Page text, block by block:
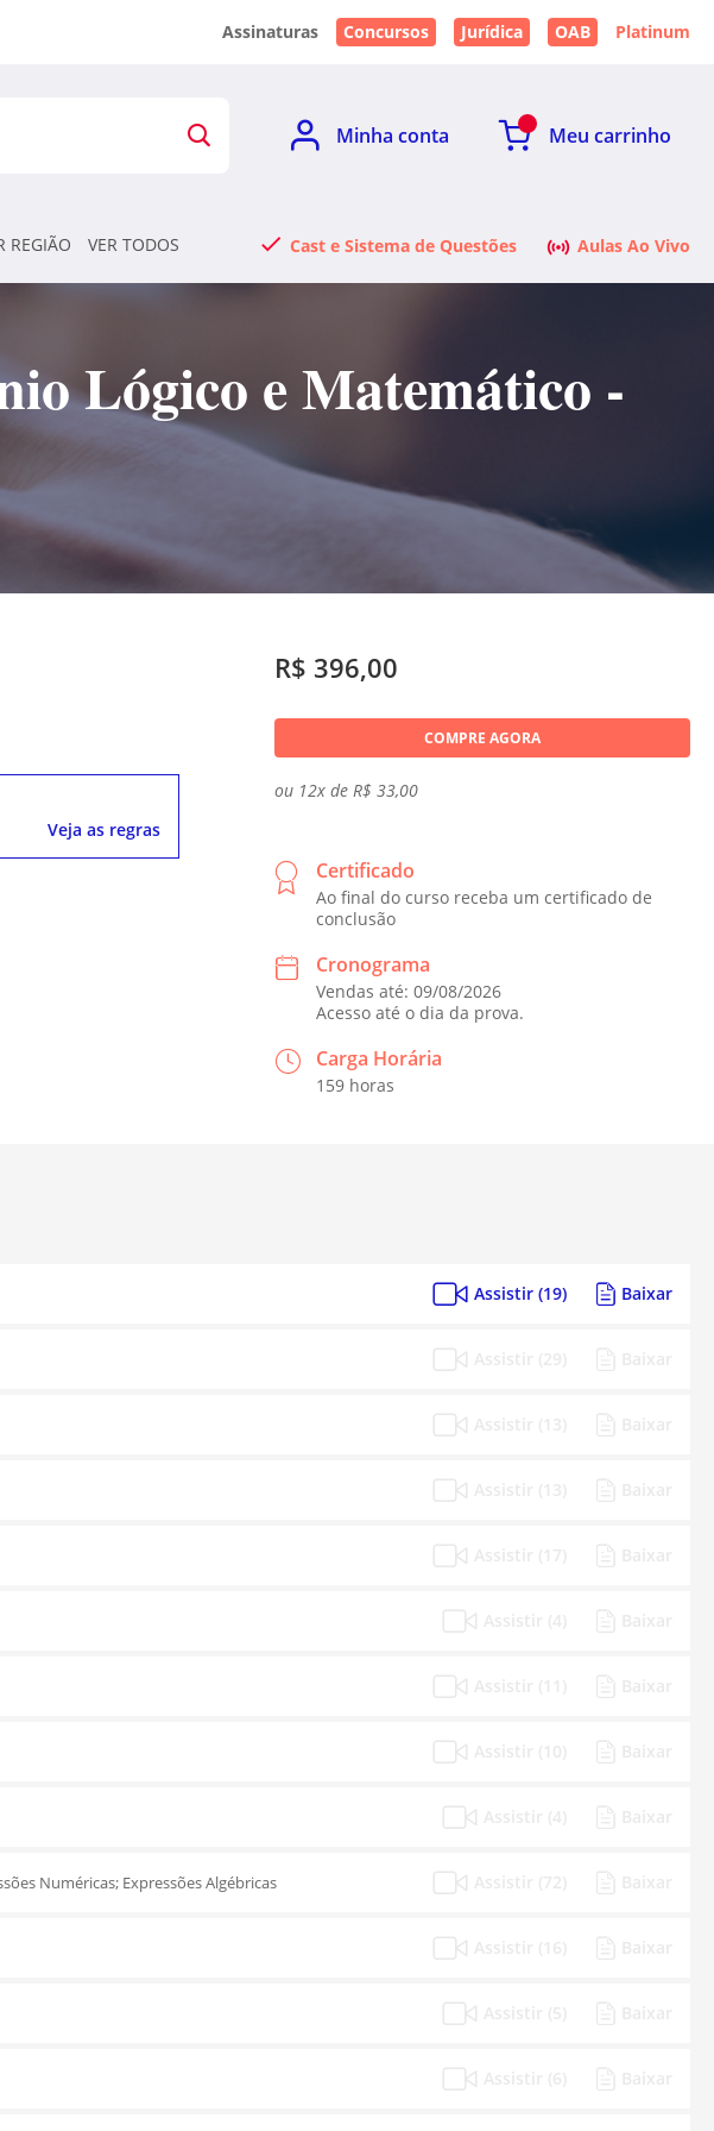
Assinaturas Concursos Jurídica OAB Platinum
Minha conta Meu carrinho
REGIÃO VER TODOS Cast e Sistema de Questões Aulas Ao Vivo
Lógico e Matemático -
Veja as regras
R$ 396,00
COMPRE AGORA
ou 12x de R$ 33,00
Certificado
Ao final do curso receba um certificado de
conclusão
Cronograma
Vendas até: 09/08/2026
Acesso até o dia da prova.
Carga Horária
159 horas
Assistir (19) Baixar
Numéricas; Expressões Algébricas